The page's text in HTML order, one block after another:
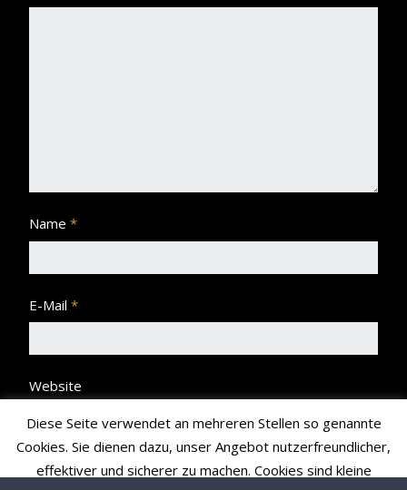
Name *
E-Mail *
Website
Diese Seite verwendet an mehreren Stellen so genannte
Cookies. Sie dienen dazu, unser Angebot nutzerfreundlicher,
effektiver und sicherer zu machen. Cookies sind kleine